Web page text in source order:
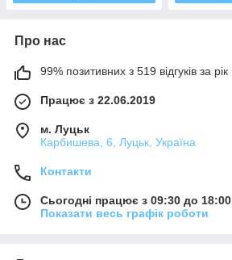
Про нас
99% позитивних з 519 відгуків за рік
Працює з 22.06.2019
м. Луцьк
Карбишева, 6, Луцьк, Україна
Контакти
Сьогодні працює з 09:30 до 18:00
Показати весь графік роботи